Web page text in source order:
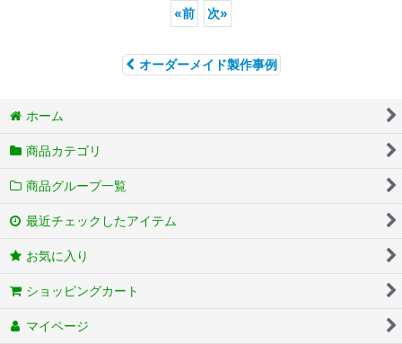
«前 次»
オーダーメイド製作事例
ホーム
商品カテゴリ
商品グループ一覧
最近チェックしたアイテム
お気に入り
ショッピングカート
マイページ